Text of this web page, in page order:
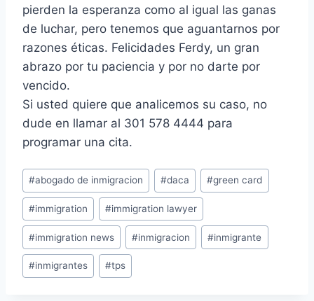
pierden la esperanza como al igual las ganas
de luchar, pero tenemos que aguantarnos por
razones éticas. Felicidades Ferdy, un gran
abrazo por tu paciencia y por no darte por
vencido.
Si usted quiere que analicemos su caso, no
dude en llamar al 301 578 4444 para
programar una cita.
#abogado de inmigracion #daca #green card
#immigration #immigration lawyer
#immigration news #inmigracion #inmigrante
#inmigrantes #tps